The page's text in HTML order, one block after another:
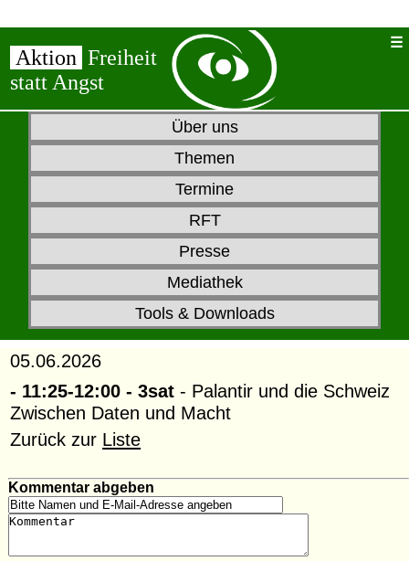
Aktion Freiheit
statt Angst
Über uns
Themen
Termine
RFT
Presse
Mediathek
Tools & Downloads
05.06.2026
- 11:25-12:00 - 3sat- Palantir und die Schweiz
Zwischen Daten und Macht
Zurück zur Liste
Kommentar abgeben